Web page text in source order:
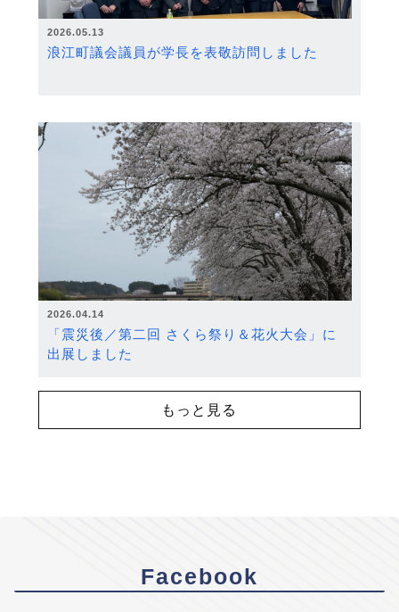
2026.05.13
浪江町議会議員が学長を表敬訪問しました
2026.04.14
「震災後／第二回 さくら祭り＆花火大会」に
出展しました
もっと見る
Facebook